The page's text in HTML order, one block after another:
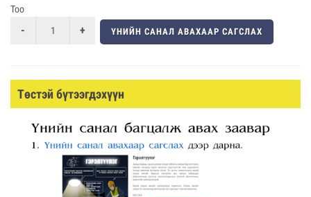
Тоо
ҮНИЙН САНАЛ АВАХААР САГСЛАХ
Төстэй бүтээгдэхүүн